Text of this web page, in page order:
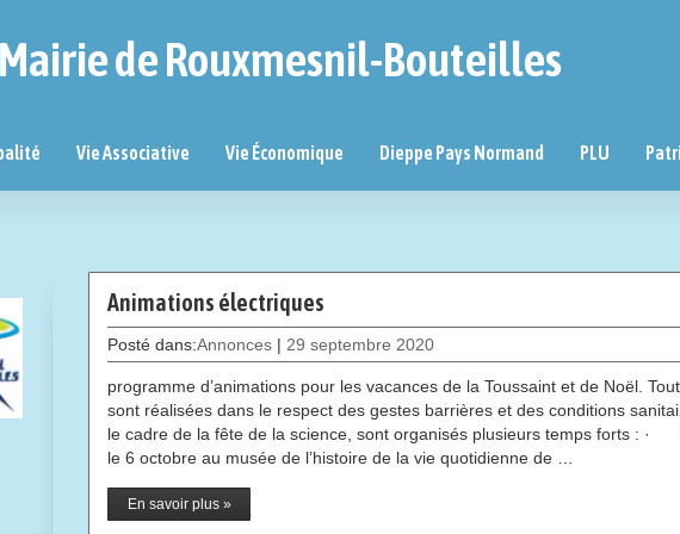
Mairie de Rouxmesnil-Bouteilles
Vie Associative Vie Économique Dieppe Pays Normand PLU
Animations électriques
Posté dans:Annonces | 29 septembre 2020
programme d’animations pour les vacances de la Toussaint et de Noël.
sont réalisées dans le respect des gestes barrières et des conditions
le cadre de la fête de la science, sont organisés plusieurs temps forts : ·
le 6 octobre au musée de l’histoire de la vie quotidienne de …
En savoir plus »